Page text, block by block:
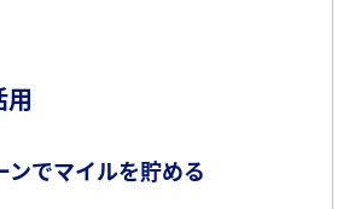
ンでマイルを貯める